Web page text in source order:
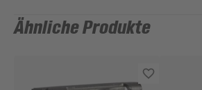
Ähnliche Produkte